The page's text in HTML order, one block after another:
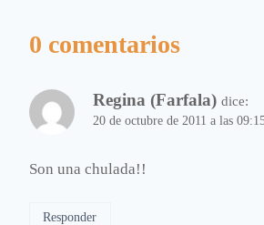
0 comentarios
Regina (Farfala) dice:
20 de octubre de 2011 a las
Son una chulada!!
Responder